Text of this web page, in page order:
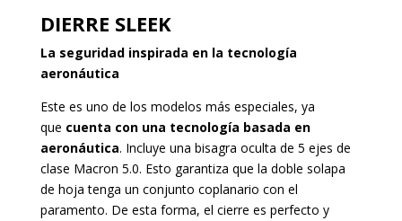
DIERRE SLEEK
La seguridad inspirada en la tecnología
aeronáutica
Este es uno de los modelos más especiales, ya
que cuenta con una tecnología basada en
aeronáutica. Incluye una bisagra oculta de 5 ejes de
clase Macron 5.0. Esto garantiza que la doble solapa
de hoja tenga un conjunto coplanario con el
paramento. De esta forma, el cierre es perfecto y